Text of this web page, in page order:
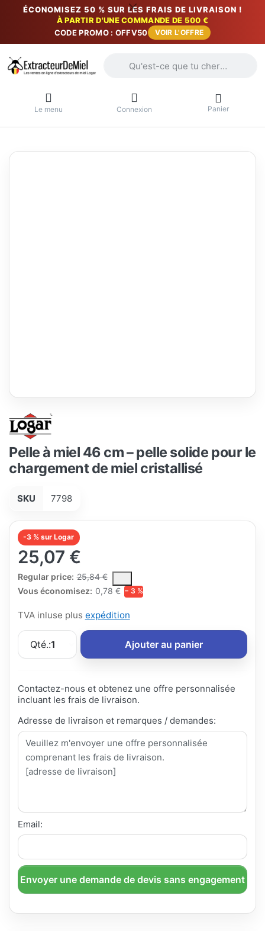
ÉCONOMISEZ 50 % SUR LES FRAIS DE LIVRAISON !
À PARTIR D'UNE COMMANDE DE 500 €
CODE PROMO : OFFV50
VOIR L'OFFRE
Le menu Connexion Panier
Pelle à miel 46 cm – pelle solide pour le
chargement de miel cristallisé
SKU 7798
-3 % sur Logar
25,07 €
Regular price: 25,84 €
The Regular Price is the median selling price paid by
Vous économisez: 0,78 € − 3 %
TVA inluse plus expédition
Qté.:1 Ajouter au panier
Contactez-nous et obtenez une offre personnalisée
incluant les frais de livraison.
Adresse de livraison et remarques / demandes:
Email:
Envoyer une demande de devis sans engagement